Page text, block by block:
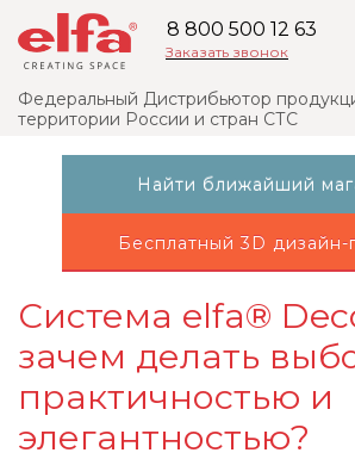
8 800 500 12 63
Заказать звонок
Федеральный Дистрибьютор
территории России и стран СТС
Найти ближайший
Бесплатный 3D дизайн-
Система elfa®
зачем делать
практичностью и
элегантностью?